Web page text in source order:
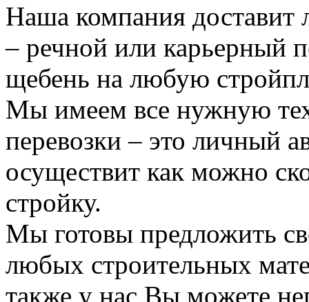
Наша компания доставит
– речной или карьерный
щебень на любую
Мы имеем все нужную
перевозки – это личный
осуществит как можно
стройку.
Мы готовы предложить
любых строительных
также у нас Вы можете